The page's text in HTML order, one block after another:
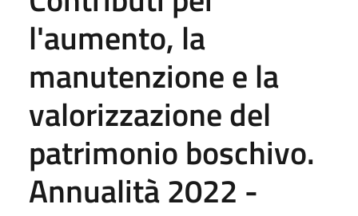
l'aumento, la
manutenzione e la
valorizzazione del
patrimonio boschivo.
Annualità 2022 -